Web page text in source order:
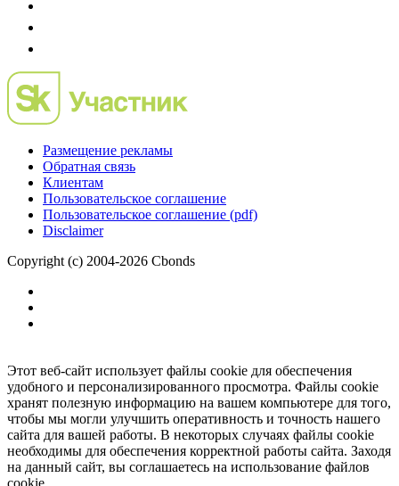
Размещение рекламы
Обратная связь
Пользовательское соглашение
Copyright (c) 2004-2026 Cbonds
Этот веб-сайт использует файлы cookie для обеспечения
удобного и персонализированного просмотра. Файлы cookie
хранят полезную информацию на вашем компьютере для того,
чтобы мы могли улучшить оперативность и точность нашего